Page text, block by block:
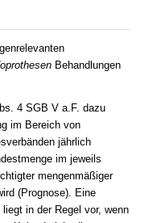
Behandlungen
4 SGB V a.F. dazu
im Bereich von
jährlich
im jeweils
mengenmäßiger
(Prognose). Eine
in der Regel vor, wenn